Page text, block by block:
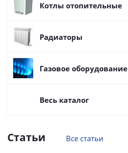
Котлы отопительные
Радиаторы
Газовое оборудование
Весь каталог
Статьи Все статьи